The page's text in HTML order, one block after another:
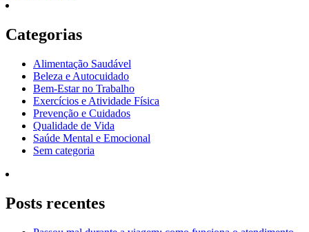
Categorias
Alimentação Saudável
Beleza e Autocuidado
Bem-Estar no Trabalho
Exercícios e Atividade Física
Prevenção e Cuidados
Qualidade de Vida
Saúde Mental e Emocional
Sem categoria
Posts recentes